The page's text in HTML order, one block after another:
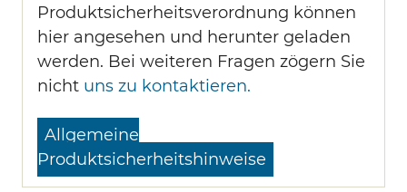
Produktsicherheitsverordnung können
hier angesehen und herunter geladen
werden. Bei weiteren Fragen zögern Sie
nicht uns zu kontaktieren.
Allgemeine
Produktsicherheitshinweise